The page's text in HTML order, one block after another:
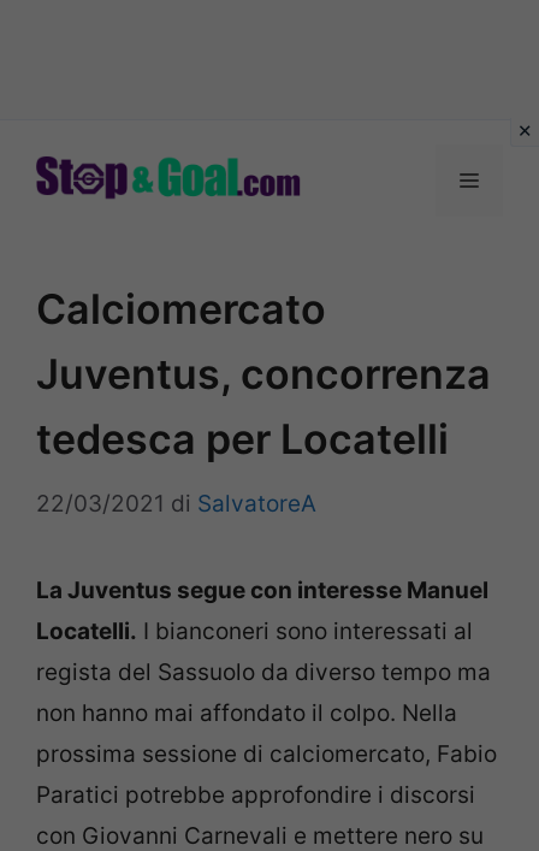
Menu
Calciomercato
Juventus, concorrenza
tedesca per Locatelli
22/03/2021 di SalvatoreA
La Juventus segue con interesse Manuel
Locatelli. I bianconeri sono interessati al
regista del Sassuolo da diverso tempo ma
non hanno mai affondato il colpo. Nella
prossima sessione di calciomercato, Fabio
Paratici potrebbe approfondire i discorsi
con Giovanni Carnevali e mettere nero su